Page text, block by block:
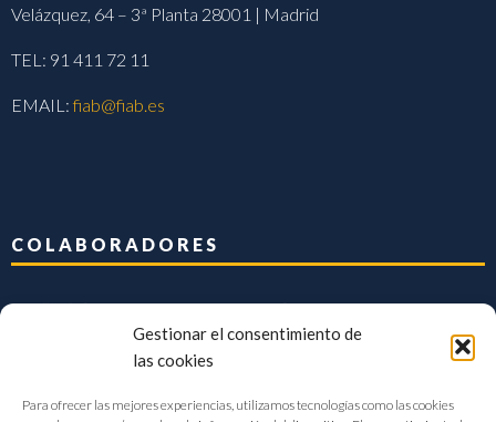
Gestionar el consentimiento de
las cookies
Para ofrecer las mejores experiencias, utilizamos tecnologías como las cookies
Velázquez, 64 – 3ª Planta 28001 | Madrid
TEL: 91 411 72 11
EMAIL:fiab@fiab.es
COLABORADORES